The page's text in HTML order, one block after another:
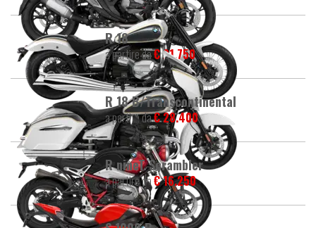
R 18
a partire da€ 21.750
R 18 B/Transcontinental
a partire da€ 28.400
R nineT Scrambler
a partire da€ 16.250